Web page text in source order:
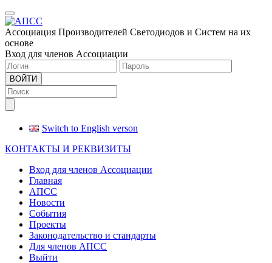
Меню
Ассоциация Производителей Светодиодов и Систем на их
основе
Вход для членов Ассоциации
ВОЙТИ
Switch to English verson
КОНТАКТЫ И РЕКВИЗИТЫ
Вход для членов Ассоциации
Главная
АПСС
Новости
События
Проекты
Законодательство и стандарты
Для членов АПСС
Выйти